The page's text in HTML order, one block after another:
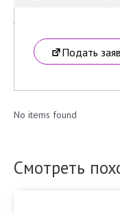
Подать
No items found
Смотреть